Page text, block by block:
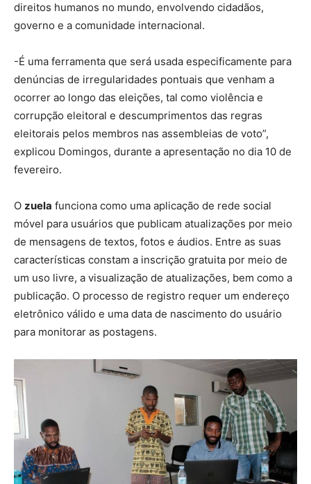
direitos humanos no mundo, envolvendo cidadãos,
governo e a comunidade internacional.
-É uma ferramenta que será usada especificamente para
denúncias de irregularidades pontuais que venham a
ocorrer ao longo das eleições, tal como violência e
corrupção eleitoral e descumprimentos das regras
eleitorais pelos membros nas assembleias de voto”,
explicou Domingos, durante a apresentação no dia 10 de
fevereiro.
O zuela funciona como uma aplicação de rede social
móvel para usuários que publicam atualizações por meio
de mensagens de textos, fotos e áudios. Entre as suas
características constam a inscrição gratuita por meio de
um uso livre, a visualização de atualizações, bem como a
publicação. O processo de registro requer um endereço
eletrônico válido e uma data de nascimento do usuário
para monitorar as postagens.